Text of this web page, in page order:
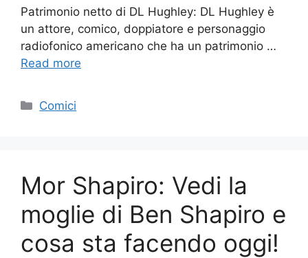
Patrimonio netto di DL Hughley: DL Hughley è
un attore, comico, doppiatore e personaggio
radiofonico americano che ha un patrimonio …
Read more
Categories
Comici
Mor Shapiro: Vedi la
moglie di Ben Shapiro e
cosa sta facendo oggi!